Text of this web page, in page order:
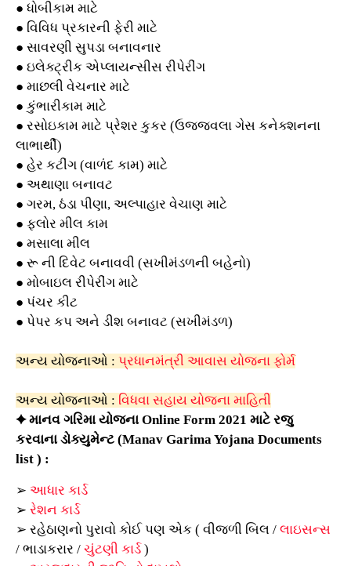
● ધોબીકામ માટે
● વિવિધ પ્રકારની ફેરી માટે
● સાવરણી સુપડા બનાવનાર
● ઇલેક્ટ્રીક એપ્લાયન્‍સીસ રીપેરીંગ
● માછલી વેચનાર માટે
● કુંભારીકામ માટે
● રસોઇકામ માટે પ્રેશર કુકર (ઉજ્જવલા ગેસ કનેક્શનના
લાભાર્થી)
● હેર કટીંગ (વાળંદ કામ) માટે
● અથાણા બનાવટ
● ગરમ, ઠંડા પીણા, અલ્પાહાર વેચાણ માટે
● ફ્લોર મીલ કામ
● મસાલા મીલ
● રૂ ની દિવેટ બનાવવી (સખીમંડળની બહેનો)
● મોબાઇલ રીપેરીંગ માટે
● પંચર કીટ
● પેપર કપ અને ડીશ બનાવટ (સખીમંડળ)
અન્ય યોજનાઓ : પ્રધાનમંત્રી આવાસ યોજના ફોર્મ
અન્ય યોજનાઓ : વિધવા સહાય યોજના માહિતી
✦માનવ ગરિમા યોજના Online Form 2021 માટે રજુ
કરવાના ડોક્યુમેન્‍ટ (Manav Garima Yojana Documents
list ) :
➢ આધાર કાર્ડ
➢ રેશન કાર્ડ
➢ રહેઠાણનો પુરાવો કોઈ પણ એક ( વીજળી બિલ / લાઇસન્સ
/ ભાડાકરાર / ચુંટણી કાર્ડ)